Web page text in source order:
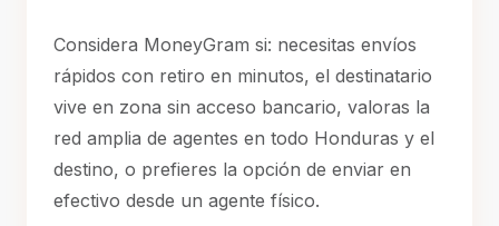
Considera MoneyGram si: necesitas envíos
rápidos con retiro en minutos, el destinatario
vive en zona sin acceso bancario, valoras la
red amplia de agentes en todo Honduras y el
destino, o prefieres la opción de enviar en
efectivo desde un agente físico.